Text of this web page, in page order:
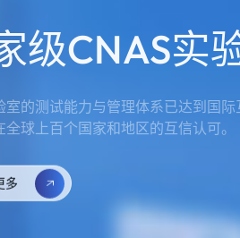
级CNAS实
室的测试能力与管理体系已达到国
全球上百个国家和地区的互信认可。
多